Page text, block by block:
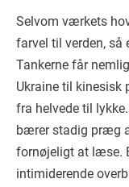
Selvom værkets
farvel til verden, så
Tankerne får
Ukraine til kinesisk
fra helvede til
bærer stadig præg
fornøjeligt at læse.
intimiderende